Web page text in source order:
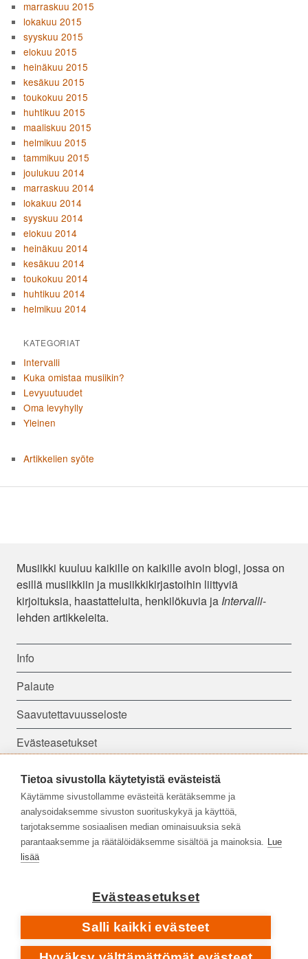
marraskuu 2015
lokakuu 2015
syyskuu 2015
elokuu 2015
heinäkuu 2015
kesäkuu 2015
toukokuu 2015
huhtikuu 2015
maaliskuu 2015
helmikuu 2015
tammikuu 2015
joulukuu 2014
marraskuu 2014
lokakuu 2014
syyskuu 2014
elokuu 2014
heinäkuu 2014
kesäkuu 2014
toukokuu 2014
huhtikuu 2014
helmikuu 2014
KATEGORIAT
Intervalli
Kuka omistaa musiikin?
Levyuutuudet
Oma levyhylly
Yleinen
Artikkelien syöte
Musiikki kuuluu kaikille on kaikille avoin blogi, jossa on
esillä musiikkiin ja musiikkikirjastoihin liittyviä
kirjoituksia, haastatteluita, henkilökuvia ja Intervalli-
lehden artikkeleita.
Info
Palaute
Saavutettavuusseloste
Evästeasetukset
Seuraa meitä:
Tietoa sivustolla käytetyistä evästeistä
Käytämme sivustollamme evästeitä kerätäksemme ja
analysoidaksemme sivuston suorituskykyä ja käyttöä,
tarjotaksemme sosiaalisen median ominaisuuksia sekä
parantaaksemme ja räätälöidäksemme sisältöä ja mainoksia. Lue
lisää
Evästeasetukset
Salli kaikki evästeet